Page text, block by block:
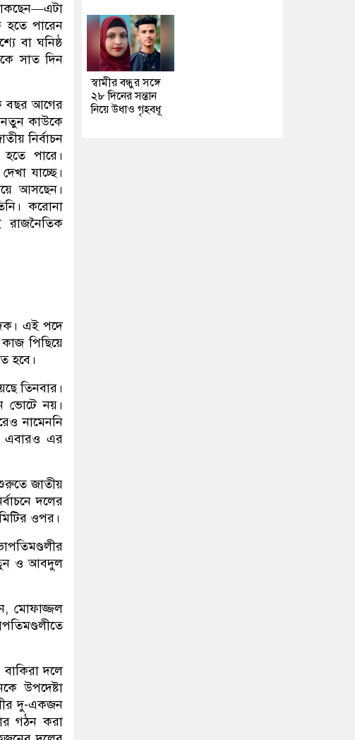
হতে পারেন
বা ঘনিষ্ঠ
সাত দিন
বছর আগের
নতুন কাউকে
নির্বাচন
পারে।
যাচ্ছে।
আসছেন।
করোনা
রাজনৈতিক
এই পদে
পিছিয়ে
হবে।
তিনবার।
ভোটে নয়।
নামেননি
এবারও এর
শুরুতে জাতীয়
দলের
ওপর।
ও আবদুল
মোফাজ্জল
দলে
উপদেষ্টা
দু-একজন
গঠন করা
স্বামীর বন্ধুর সঙ্গে
২৮ দিনের সন্তান
নিয়ে উধাও গৃহবধূ